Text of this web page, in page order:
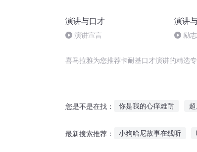
演讲与口才
演讲宣言
演讲
励
喜马拉雅为您推荐卡耐基口才演讲的精选
您是不是在找： 你是我的心痒难耐
最新搜索推荐： 小狗哈尼故事在线听